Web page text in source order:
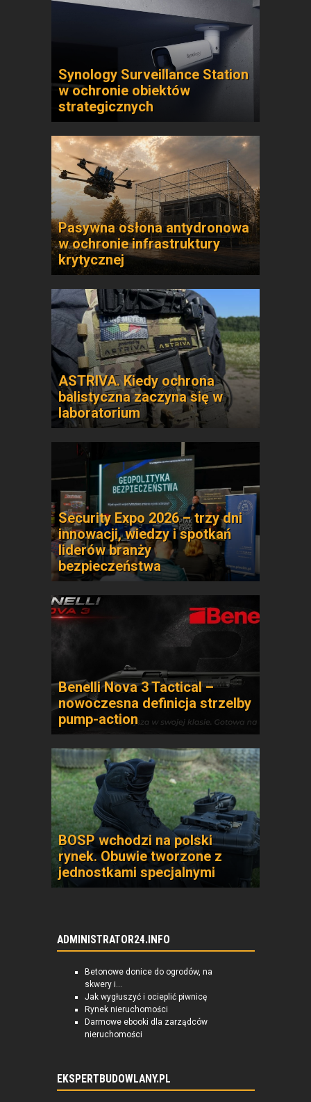
Synology Surveillance Station
w ochronie obiektów
strategicznych
Pasywna osłona antydronowa
w ochronie infrastruktury
krytycznej
ASTRIVA. Kiedy ochrona
balistyczna zaczyna się w
laboratorium
Security Expo 2026 – trzy dni
innowacji, wiedzy i spotkań
liderów branży
bezpieczeństwa
Benelli Nova 3 Tactical –
nowoczesna definicja strzelby
pump-action
BOSP wchodzi na polski
rynek. Obuwie tworzone z
jednostkami specjalnymi
ADMINISTRATOR24.INFO
Betonowe donice do ogrodów, na
skwery i...
Jak wygłuszyć i ocieplić piwnicę
Rynek nieruchomości
Darmowe ebooki dla zarządców
nieruchomości
EKSPERTBUDOWLANY.PL